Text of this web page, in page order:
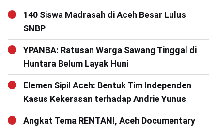
140 Siswa Madrasah di Aceh Besar Lulus
SNBP
YPANBA: Ratusan Warga Sawang Tinggal di
Huntara Belum Layak Huni
Elemen Sipil Aceh: Bentuk Tim Independen
Kasus Kekerasan terhadap Andrie Yunus
Angkat Tema RENTAN!, Aceh Documentary